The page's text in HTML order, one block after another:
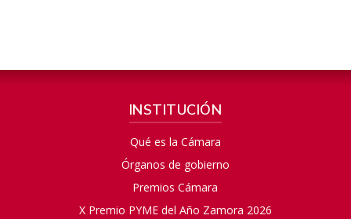
INSTITUCIÓN
Qué es la Cámara
Órganos de gobierno
Premios Cámara
X Premio PYME del Año Zamora 2026